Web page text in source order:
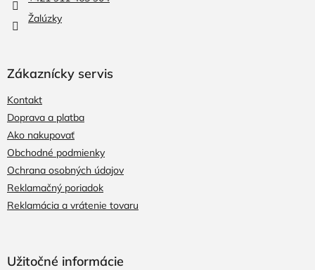
Žalúzky
Zákaznícky servis
Kontakt
Doprava a platba
Ako nakupovať
Obchodné podmienky
Ochrana osobných údajov
Reklamačný poriadok
Reklamácia a vrátenie tovaru
Užitočné informácie